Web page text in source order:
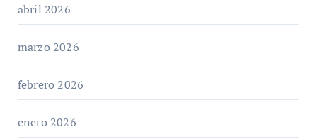
abril 2026
marzo 2026
febrero 2026
enero 2026